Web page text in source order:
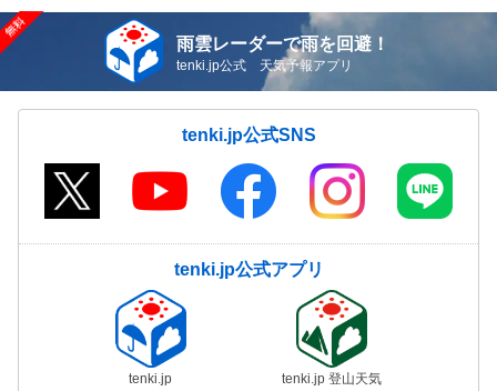
雨雲レーダーで雨を回避！
tenki.jp公式 天気予報アプリ
tenki.jp公式SNS
tenki.jp公式アプリ
tenki.jp tenki.jp 登山天気